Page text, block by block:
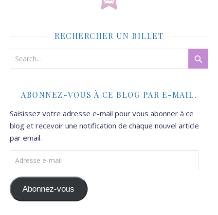
RECHERCHER UN BILLET
ABONNEZ-VOUS À CE BLOG PAR E-MAIL.
Saisissez votre adresse e-mail pour vous abonner à ce
blog et recevoir une notification de chaque nouvel article
par email.
Adresse e-mail
Abonnez-vous